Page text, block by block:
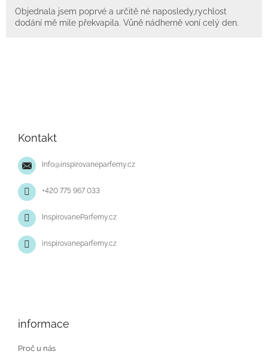
Objednala jsem poprvé a určitě né naposledy,rychlost
dodání mě mile překvapila. Vůně nádherně voní celý den.
Kontakt
Info@inspirovaneparfemy.cz
+420 775 967 033
InspirovaneParfemy.cz
inspirovaneparfemy.cz
informace
Proč u nás